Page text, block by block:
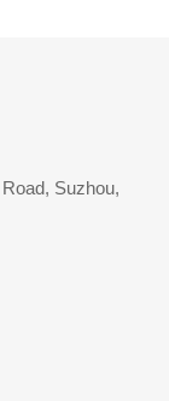
Suzhou,